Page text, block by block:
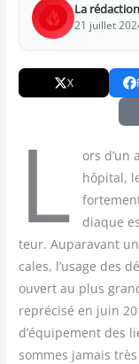
La
21 juillet
X
L
ors d’un
hôpi­tal,
diaque
teur. Aupa­ra­vant
cales, l’usage des
ouvert au plus
repré­ci­sé en juin
d’équipement des
sommes jamais